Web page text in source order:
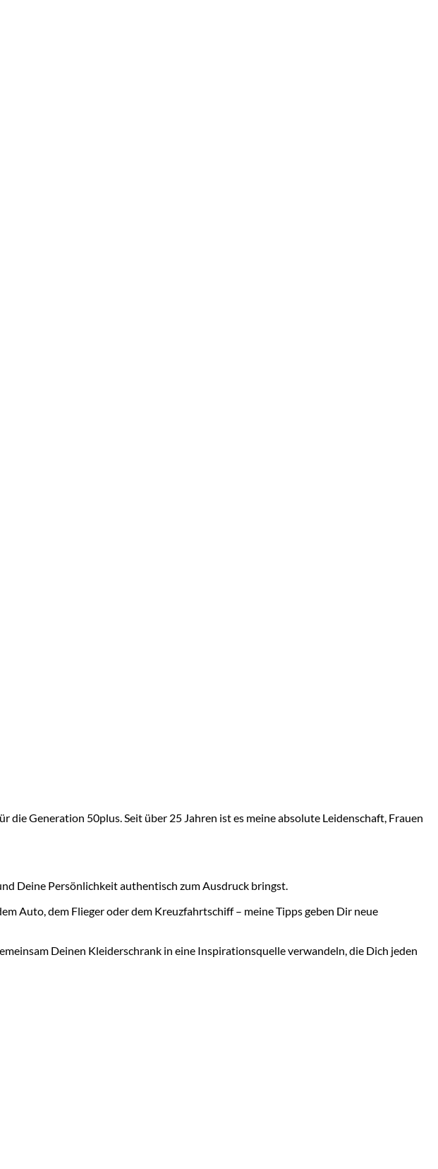
Generation 50plus. Seit über 25 Jahren ist es meine absolute Leidenschaft, Frauen
Deine Persönlichkeit authentisch zum Ausdruck bringst.
Auto, dem Flieger oder dem Kreuzfahrtschiff – meine Tipps geben Dir neue
Deinen Kleiderschrank in eine Inspirationsquelle verwandeln, die Dich jeden